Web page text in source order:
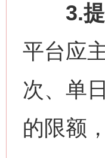
3.提
平台应
次、单
的限额